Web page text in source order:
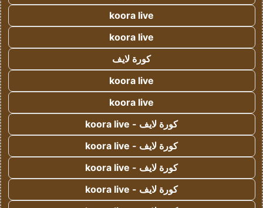
koora live
koora live
كورة لايف
koora live
koora live
كورة لايف - koora live
كورة لايف - koora live
كورة لايف - koora live
كورة لايف - koora live